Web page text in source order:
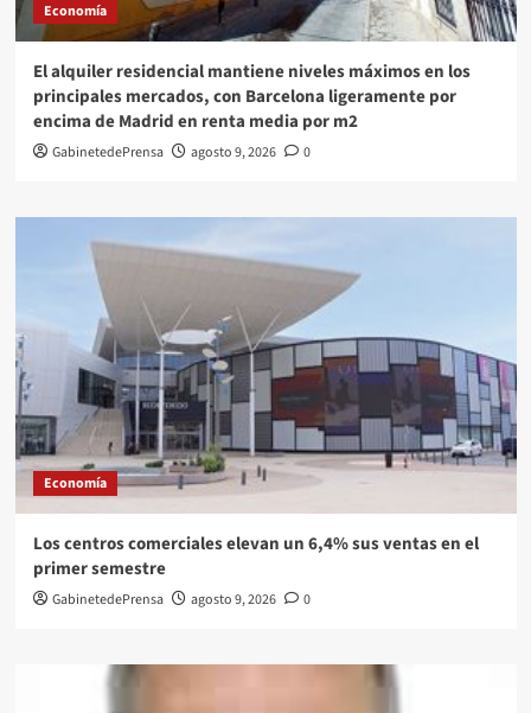
Economía
El alquiler residencial mantiene niveles máximos en los
principales mercados, con Barcelona ligeramente por
encima de Madrid en renta media por m2
GabinetedePrensa agosto 9, 2026 0
Economía
Los centros comerciales elevan un 6,4% sus ventas en el
primer semestre
GabinetedePrensa agosto 9, 2026 0